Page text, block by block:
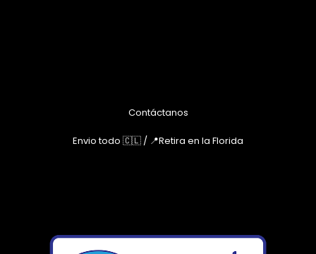
Contáctanos
Envio todo 🇨🇱 / 📍Retira en la Florida